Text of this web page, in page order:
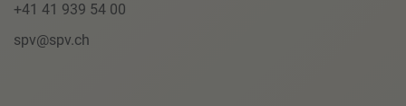
+41 41 939 54 00
spv@spv.ch